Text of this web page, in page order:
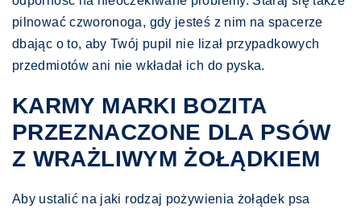
pilnować czworonoga, gdy jesteś z nim na spacerze
dbając o to, aby Twój pupil nie lizał przypadkowych
przedmiotów ani nie wkładał ich do pyska.
KARMY MARKI BOZITA
PRZEZNACZONE DLA PSÓW
Z WRAŻLIWYM ŻOŁĄDKIEM
Aby ustalić na jaki rodzaj pożywienia żołądek psa